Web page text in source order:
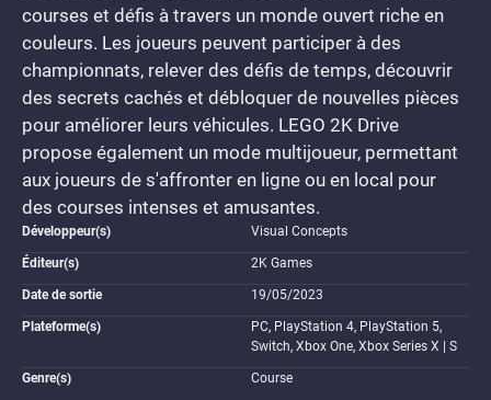
courses et défis à travers un monde ouvert riche en
couleurs. Les joueurs peuvent participer à des
championnats, relever des défis de temps, découvrir
des secrets cachés et débloquer de nouvelles pièces
pour améliorer leurs véhicules. LEGO 2K Drive
propose également un mode multijoueur, permettant
aux joueurs de s'affronter en ligne ou en local pour
des courses intenses et amusantes.
Développeur(s) Visual Concepts
Éditeur(s) 2K Games
Date de sortie 19/05/2023
Plateforme(s)
PC, PlayStation 4, PlayStation 5,
Switch, Xbox One, Xbox Series X | S
Genre(s) Course